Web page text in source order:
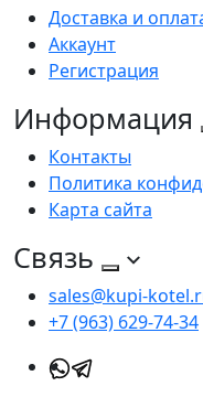
Доставка и
Аккаунт
Регистрация
Информация
Контакты
Политика
Карта сайта
Связь
sales@kupi-
+7 (963) 629-74-34